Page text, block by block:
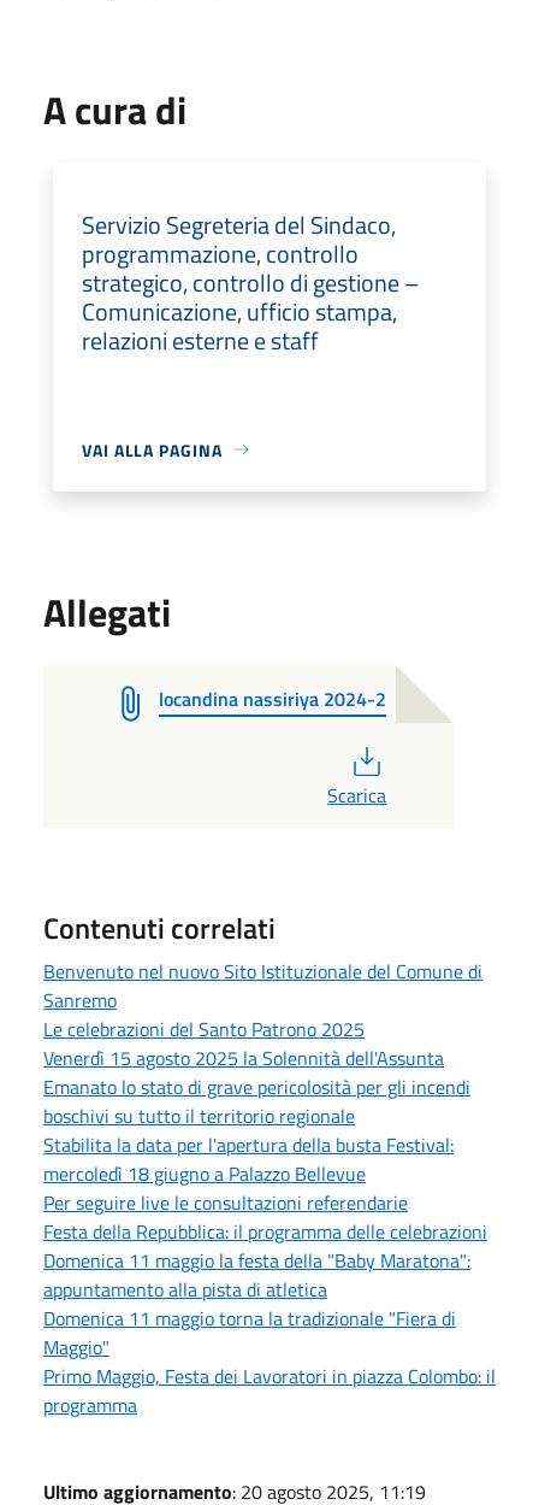
A cura di
Servizio Segreteria del Sindaco,
programmazione, controllo
strategico, controllo di gestione –
Comunicazione, ufficio stampa,
relazioni esterne e staff
VAI ALLA PAGINA
Allegati
locandina nassiriya 2024-2
Scarica
Contenuti correlati
Benvenuto nel nuovo Sito Istituzionale del Comune di
Sanremo
Le celebrazioni del Santo Patrono 2025
Venerdì 15 agosto 2025 la Solennità dell'Assunta
Emanato lo stato di grave pericolosità per gli incendi
boschivi su tutto il territorio regionale
Stabilita la data per l'apertura della busta Festival:
mercoledì 18 giugno a Palazzo Bellevue
Per seguire live le consultazioni referendarie
Festa della Repubblica: il programma delle celebrazioni
Domenica 11 maggio la festa della "Baby Maratona":
appuntamento alla pista di atletica
Domenica 11 maggio torna la tradizionale "Fiera di
Maggio"
Primo Maggio, Festa dei Lavoratori in piazza Colombo: il
programma
Ultimo aggiornamento: 20 agosto 2025, 11:19